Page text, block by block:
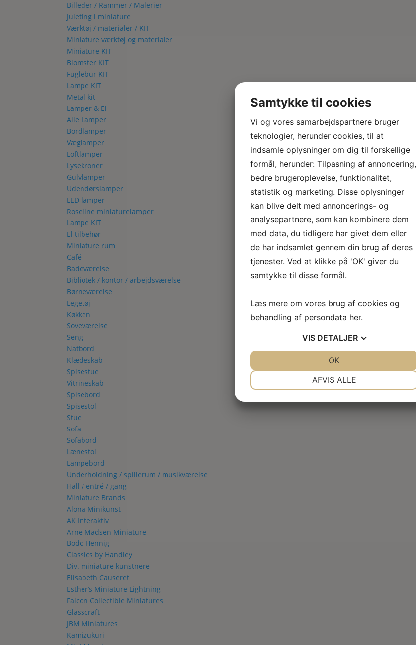
Billeder / Rammer / Malerier
Juleting i miniature
Værktøj / materialer / KIT
Miniature værktøj og materialer
Miniature KIT
Blomster KIT
Fuglebur KIT
Lampe KIT
Metal kit
Lamper & El
Alle Lamper
Bordlamper
Væglamper
Loftlamper
Lysekroner
Gulvlamper
Udendørslamper
LED lamper
Roseline miniaturelamper
Lampe KIT
El tilbehør
Miniature rum
Café
Badeværelse
Bibliotek / kontor / arbejdsværelse
Børneværelse
Legetøj
Køkken
Soveværelse
Seng
Natbord
Klædeskab
Spisestue
Vitrineskab
Spisebord
Spisestol
Stue
Sofa
Sofabord
Lænestol
Lampebord
Underholdning / spillerum / musikværelse
Hall / entré / gang
Miniature Brands
Alona Minikunst
AK Interaktiv
Arne Madsen Miniature
Bodo Hennig
Classics by Handley
Div. miniature kunstnere
Elisabeth Causeret
Esther’s Miniature Lightning
Falcon Collectible Miniatures
Glasscraft
JBM Miniatures
Kamizukuri
Samtykke til cookies
Vi og vores samarbejdspartnere bruger
teknologier, herunder cookies, til at
indsamle oplysninger om dig til forskellige
formål, herunder: Tilpasning af annoncering,
bedre brugeroplevelse, funktionalitet,
statistik og marketing. Disse oplysninger
kan blive delt med annoncerings- og
analysepartnere, som kan kombinere dem
med data, du tidligere har givet dem eller
de har indsamlet gennem din brug af deres
tjenester. Ved at klikke på 'OK' giver du
samtykke til disse formål.
Læs mere om vores brug af cookies og
behandling af persondata her.
VIS DETALJER
AFVIS ALLE
OK